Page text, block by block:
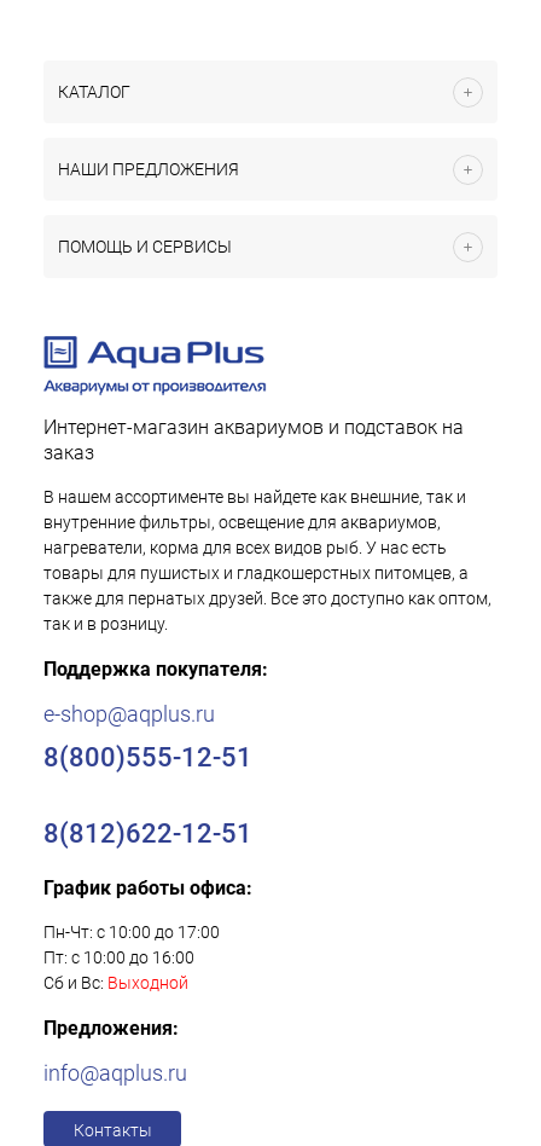
КАТАЛОГ
НАШИ ПРЕДЛОЖЕНИЯ
ПОМОЩЬ И СЕРВИСЫ
Интернет-магазин аквариумов и подставок на
заказ
В нашем ассортименте вы найдете как внешние, так и
внутренние фильтры, освещение для аквариумов,
нагреватели, корма для всех видов рыб. У нас есть
товары для пушистых и гладкошерстных питомцев, а
также для пернатых друзей. Все это доступно как оптом,
так и в розницу.
Поддержка покупателя:
e-shop@aqplus.ru
8(800)555-12-51
8(812)622-12-51
График работы офиса:
Пн-Чт: с 10:00 до 17:00
Пт: с 10:00 до 16:00
Сб и Вс: Выходной
Предложения:
info@aqplus.ru
Контакты